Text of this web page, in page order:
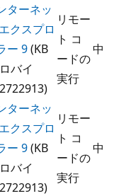
ターネッ
クスプロ
ー 9(KB
バイ
リモー
ト コ
ードの
実行
中
ターネッ
クスプロ
ー 9(KB
バイ
リモー
ト コ
ードの
実行
中